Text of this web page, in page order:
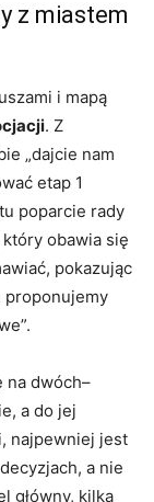
z miastem
i mapą
. Z
„dajcie nam
etap 1
poparcie rady
obawia się
pokazując
proponujemy
na dwóch–
a do jej
najpewniej jest
a nie
główny, kilka